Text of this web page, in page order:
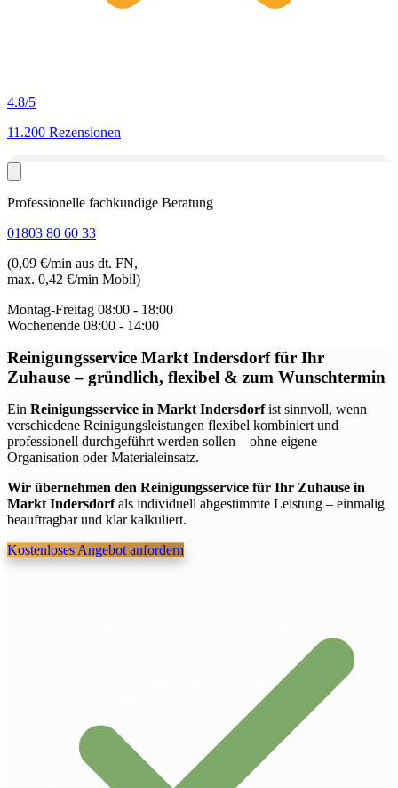
4.8/5
11.200 Rezensionen
Professionelle fachkundige Beratung
01803 80 60 33
(0,09 €/min aus dt. FN,
max. 0,42 €/min Mobil)
Montag-Freitag 08:00 - 18:00
Wochenende 08:00 - 14:00
Reinigungsservice Markt Indersdorffür Ihr
Zuhause – gründlich, flexibel & zum Wunschtermin
Ein Reinigungsservice in Markt Indersdorfist sinnvoll, wenn
verschiedene Reinigungsleistungen flexibel kombiniert und
professionell durchgeführt werden sollen – ohne eigene
Organisation oder Materialeinsatz.
Wir übernehmen den Reinigungsservice für Ihr Zuhause in
Markt Indersdorfals individuell abgestimmte Leistung – einmalig
beauftragbar und klar kalkuliert.
Kostenloses Angebot anfordern